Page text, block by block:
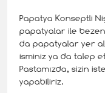
Papatya Konseptli
papatyalar ile
da papatyalar yer
isminiz ya da talep
Pastamızda, sizin
yapabiliriz.